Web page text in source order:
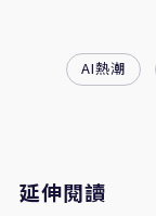
AI熱潮
延伸閱讀